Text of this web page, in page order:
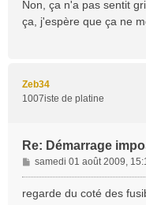
a
Non, ça n'a pas sentit
ça, j'espère que ça ne
Zeb34
1007iste de platine
Re: Démarrage
M
e
s
samedi 01 août 2009,
regarde du coté des